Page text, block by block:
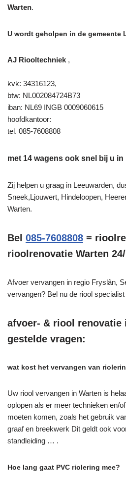
Warten.
U wordt geholpen in de gemeente
AJ Riooltechniek ,
kvk: 34316123,
btw: NL002084724B73
iban: NL69 INGB 0009060615
hoofdkantoor:
tel. 085-7608808
met 14 wagens ook snel bij u
Zij helpen u graag in Leeuwarden,
Sneek,Ljouwert, Hindeloopen,
Warten.
Bel 085-7608808 =
rioolrenovatie Warten
Afvoer vervangen in regio Fryslân,
vervangen? Bel nu de riool
afvoer- & riool renovatie
gestelde vragen:
wat kost het vervangen van
Uw riool vervangen in Warten is
oplopen als er meer technieken en/
moeten komen, zoals het gebruik
graaf en breekwerk Dit geldt ook
standleiding … .
Hoe lang gaat PVC riolering mee?